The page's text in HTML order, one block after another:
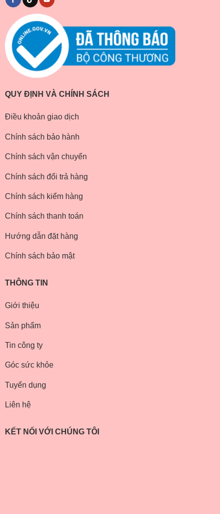
QUY ĐỊNH VÀ CHÍNH SÁCH
Điều khoản giao dịch
Chính sách bảo hành
Chính sách vận chuyển
Chính sách đổi trả hàng
Chính sách kiểm hàng
Chính sách thanh toán
Hướng dẫn đặt hàng
Chính sách bảo mật
THÔNG TIN
Giới thiệu
Sản phẩm
Tin công ty
Góc sức khỏe
Tuyển dụng
Liên hệ
KẾT NỐI VỚI CHÚNG TÔI